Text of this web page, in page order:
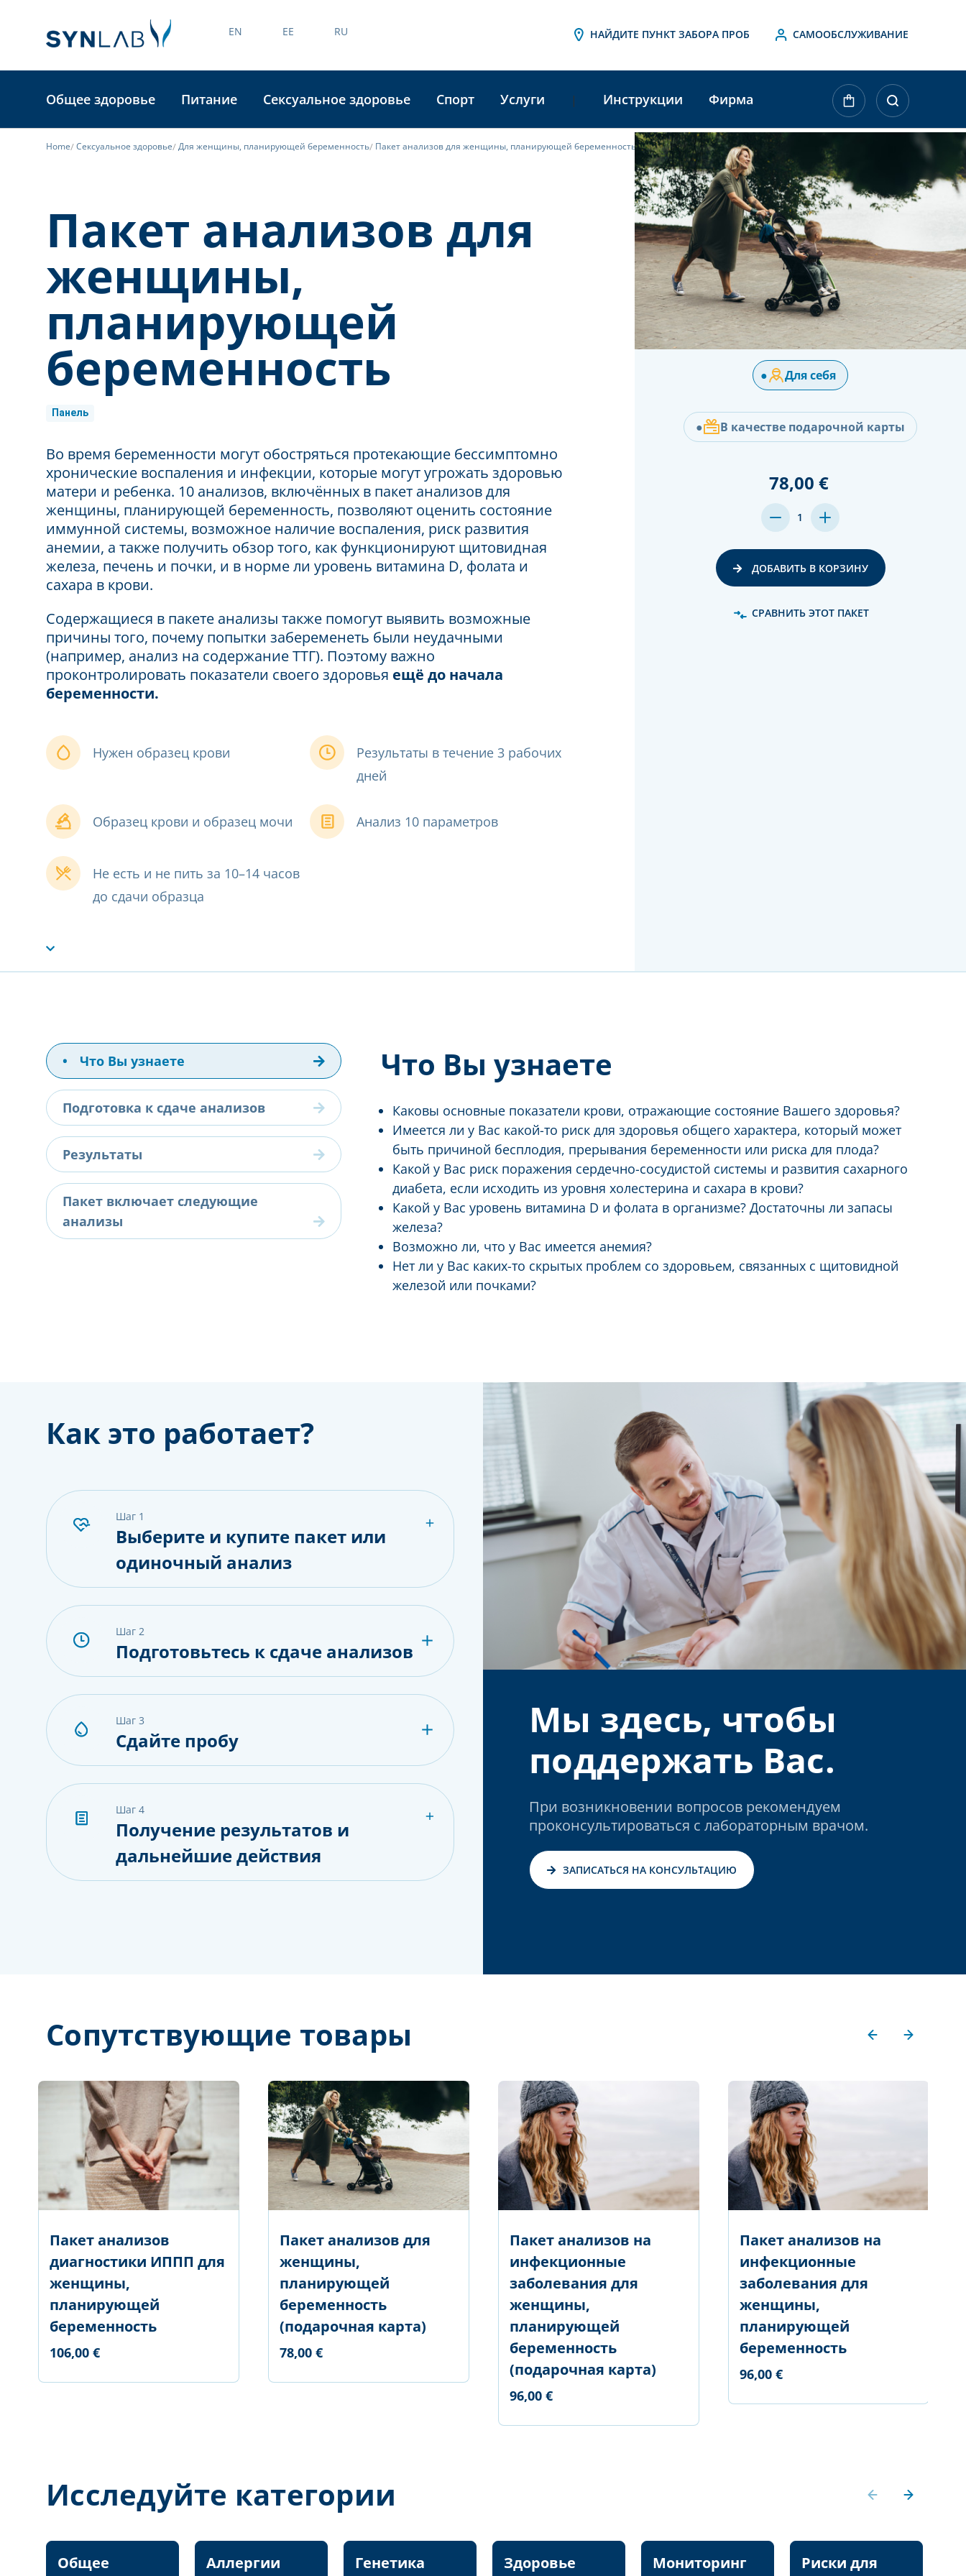
EN EE RU НАЙДИТЕ ПУНКТ ЗАБОРА ПРОБ САМООБСЛУЖИВАНИЕ
Общее здоровье Питание Сексуальное здоровье Спорт Услуги | Инструкции Фирма
Home Сексуальное здоровье Для женщины, планирующей беременность Пакет анализов для женщины, планирующей беременность
Пакет анализов для
женщины,
планирующей
беременность
Панель
Во время беременности могут обостряться протекающие бессимптомно
хронические воспаления и инфекции, которые могут угрожать здоровью
матери и ребенка. 10 анализов, включённых в пакет анализов для
женщины, планирующей беременность, позволяют оценить состояние
иммунной системы, возможное наличие воспаления, риск развития
анемии, а также получить обзор того, как функционируют щитовидная
железа, печень и почки, и в норме ли уровень витамина D, фолата и
сахара в крови.
Содержащиеся в пакете анализы также помогут выявить возможные
причины того, почему попытки забеременеть были неудачными
(например, анализ на содержание ТТГ). Поэтому важно
проконтролировать показатели своего здоровья ещё до начала
беременности.
Нужен образец крови
Результаты в течение 3 рабочих
дней
Образец крови и образец мочи Анализ 10 параметров
Не есть и не пить за 10–14 часов
до сдачи образца
Aktueller
Lagerbestand:
● Для себя
● В качестве подарочной карты
78,00 €
MENGE
VON
UNDEFINED
1
MENGE
VON
UNDEFINED
ДОБАВИТЬ В КОРЗИНУ
СРАВНИТЬ ЭТОТ ПАКЕТ
• Что Вы узнаете
Подготовка к сдаче анализов
Результаты
Пакет включает следующие
анализы
Что Вы узнаете
Каковы основные показатели крови, отражающие состояние Вашего здоровья?
Имеется ли у Вас какой-то риск для здоровья общего характера, который может
быть причиной бесплодия, прерывания беременности или риска для плода?
Какой у Вас риск поражения сердечно-сосудистой системы и развития сахарного
диабета, если исходить из уровня холестерина и сахара в крови?
Какой у Вас уровень витамина D и фолата в организме? Достаточны ли запасы
железа?
Возможно ли, что у Вас имеется анемия?
Нет ли у Вас каких-то скрытых проблем со здоровьем, связанных с щитовидной
железой или почками?
Как это работает?
шаг 1
Выберите и купите пакет или
одиночный анализ
шаг 2
Подготовьтесь к сдаче анализов
шаг 3
Сдайте пробу
шаг 4
Получение результатов и
дальнейшие действия
Мы здесь, чтобы
поддержать Вас.
При возникновении вопросов рекомендуем
проконсультироваться с лабораторным врачом.
ЗАПИСАТЬСЯ НА КОНСУЛЬТАЦИЮ
Сопутствующие товары
Пакет анализов
диагностики ИППП для
женщины,
планирующей
беременность
106,00 €
Пакет анализов для
женщины,
планирующей
беременность
(подарочная карта)
78,00 €
Пакет анализов на
инфекционные
заболевания для
женщины,
планирующей
беременность
(подарочная карта)
96,00 €
Пакет анализов на
инфекционные
заболевания для
женщины,
планирующей
беременность
96,00 €
Исследуйте категории
Общее
Аллергии Генетика
Здоровье
Мониторинг
Риски для